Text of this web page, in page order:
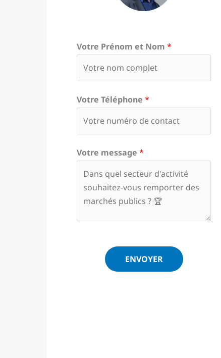
Votre Prénom et Nom *
Votre Téléphone *
Votre message *
ENVOYER